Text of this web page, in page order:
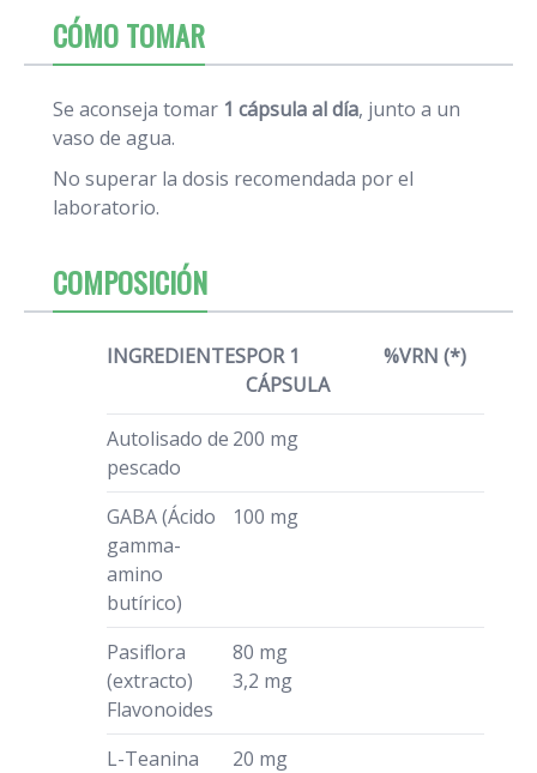
CÓMO TOMAR
Se aconseja tomar 1 cápsula al día, junto a un
vaso de agua.
No superar la dosis recomendada por el
laboratorio.
COMPOSICIÓN
INGREDIENTESPOR 1
CÁPSULA
%VRN (*)
Autolisado de
pescado
200 mg
GABA (Ácido
gamma-
amino
butírico)
100 mg
Pasiflora
(extracto)
Flavonoides
80 mg
3,2 mg
L-Teanina
20 mg